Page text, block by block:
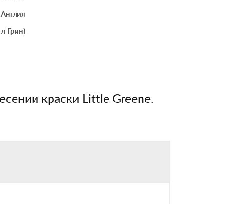
Англия
Грин)
краски Little Greene.